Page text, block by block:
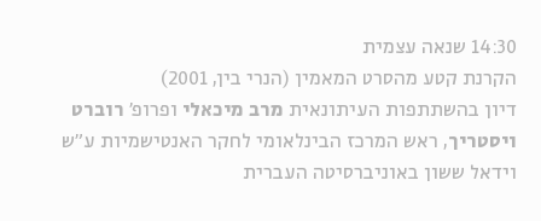
14:30 שנאה עצמית
הקרנת קטע מהסרט המאמין (הנרי בין, 2001)
דיון בהשתתפות העיתונאית מרב מיכאלי ופרופ' רוברט
ויסטריך, ראש המרכז הבינלאומי לחקר האנטישמיות ע"ש
וידאל ששון באוניברסיטה העברית